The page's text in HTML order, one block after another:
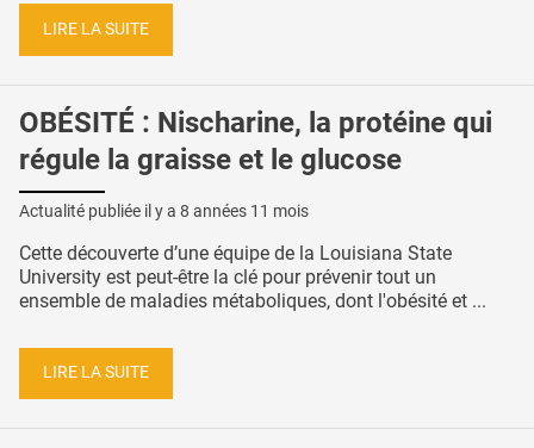
LIRE LA SUITE
OBÉSITÉ : Nischarine, la protéine qui
régule la graisse et le glucose
Actualité publiée il y a 8 années 11 mois
Cette découverte d’une équipe de la Louisiana State
University est peut-être la clé pour prévenir tout un
ensemble de maladies métaboliques, dont l'obésité et ...
LIRE LA SUITE